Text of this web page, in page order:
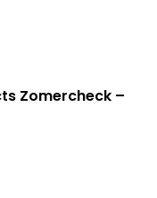
Zomercheck –